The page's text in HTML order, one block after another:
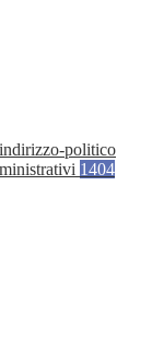
politico
1404